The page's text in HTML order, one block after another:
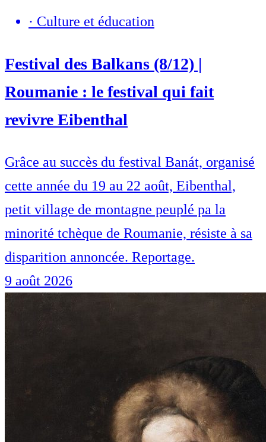
· Culture et éducation
Festival des Balkans (8/12) |
Roumanie : le festival qui fait
revivre Eibenthal
Grâce au succès du festival Banát, organisé
cette année du 19 au 22 août, Eibenthal,
petit village de montagne peuplé pa la
minorité tchèque de Roumanie, résiste à sa
disparition annoncée. Reportage.
9 août 2026